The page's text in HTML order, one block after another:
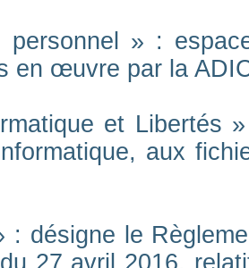
personnel » :
en œuvre par la
et Libertés
aux
: désigne le
27 avril 2016,